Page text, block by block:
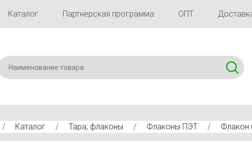
Каталог Партнерская программа ОПТ
/ Каталог / Тара, флаконы / Флаконы ПЭТ / Флакон